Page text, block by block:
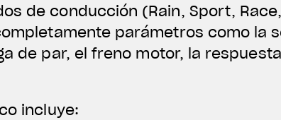
de conducción (Rain, Sport,
parámetros como la
de par, el freno motor, la
incluye: